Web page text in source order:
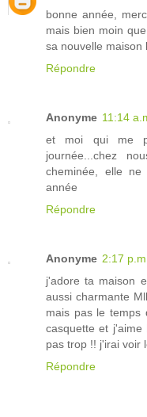
bonne année,
mais bien moin
sa nouvelle maison
Répondre
Anonyme 11:14
et moi qui me
journée...chez
cheminée, elle
année
Répondre
Anonyme 2:17 p.m.
j'adore ta maison
aussi charmante
mais pas le temps
casquette et
pas trop !! j'irai voir
Répondre